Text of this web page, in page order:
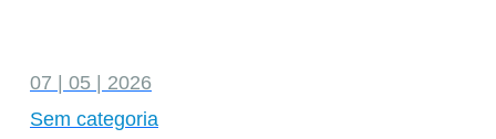
07 | 05 | 2026
Sem categoria